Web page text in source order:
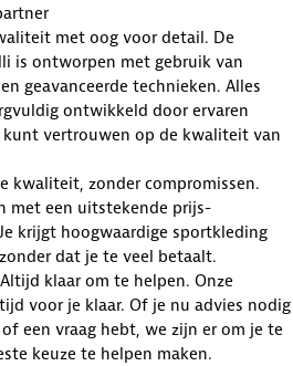
met oog voor detail. De
is ontworpen met gebruik van
geavanceerde technieken. Alles
ontwikkeld door ervaren
kunt vertrouwen op de kwaliteit van
kwaliteit, zonder compromissen.
met een uitstekende prijs-
krijgt hoogwaardige sportkleding
dat je te veel betaalt.
klaar om te helpen. Onze
voor je klaar. Of je nu advies nodig
een vraag hebt, we zijn er om je te
keuze te helpen maken.